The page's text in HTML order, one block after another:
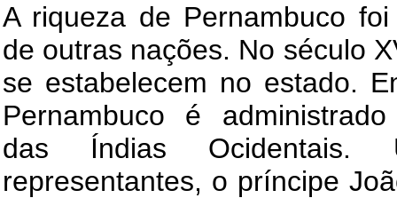
A riqueza de Pernambuco
de outras nações. No século
se estabelecem no estado.
Pernambuco é
das Índias
representantes, o príncipe